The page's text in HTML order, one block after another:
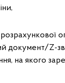
документ/Z-
на якого